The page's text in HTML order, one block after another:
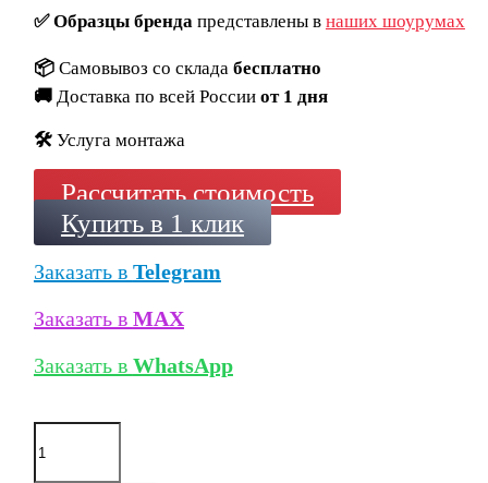
✅Образцы брендапредставлены в наших шоурумах
📦 Самовывоз со склада бесплатно
🚚 Доставка по всей России от 1 дня
🛠️ Услуга монтажа
Рассчитать стоимость
Купить в 1 клик
Заказать в Telegram
Заказать в MAX
Заказать в WhatsApp
Количество
товара